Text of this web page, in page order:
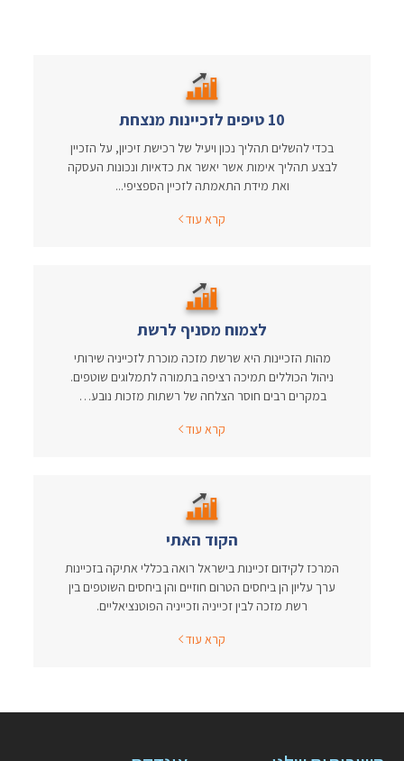
10 טיפים לזכיינות מנצחת
בכדי להשלים תהליך נכון ויעיל של רכישת זיכיון, על הזכיין
לבצע תהליך אימות אשר יאשר את כדאיות ונכונות העסקה
ואת מידת התאמתה לזכיין הספציפי...
קרא עוד
לצמוח מסניף לרשת
מהות הזכיינות היא שרשת מזכה מוכרת לזכייניה שירותי
ניהול הכוללים תמיכה רציפה בתמורה לתמלוגים שוטפים.
במקרים רבים חוסר הצלחה של רשתות מזכות נובע…
קרא עוד
הקוד האתי
המרכז לקידום זכיינות בישראל רואה בכללי אתיקה בזכיינות
ערך עליון הן ביחסים הטרום חוזיים והן ביחסים השוטפים בין
רשת מזכה לבין זכייניה וזכייניה הפוטנציאליים.
קרא עוד